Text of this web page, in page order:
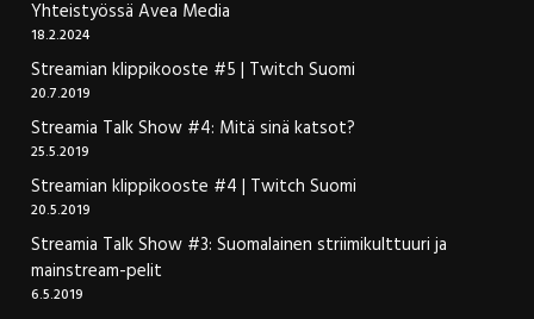
Yhteistyössä Avea Media
18.2.2024
Streamian klippikooste #5 | Twitch Suomi
20.7.2019
Streamia Talk Show #4: Mitä sinä katsot?
25.5.2019
Streamian klippikooste #4 | Twitch Suomi
20.5.2019
Streamia Talk Show #3: Suomalainen striimikulttuuri ja
mainstream-pelit
6.5.2019